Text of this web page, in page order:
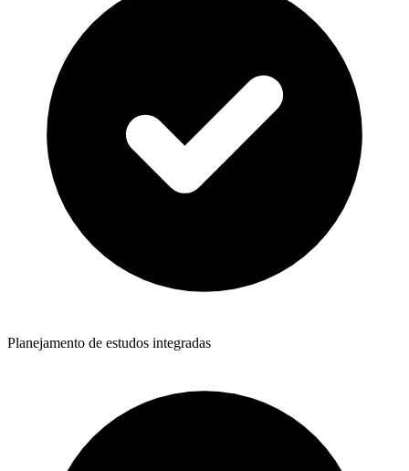
Planejamento de estudos integradas